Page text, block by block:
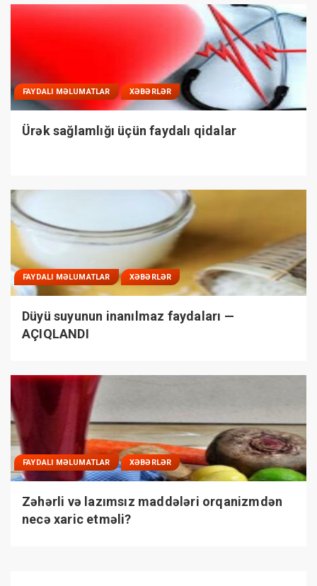
FAYDALI MƏLUMATLAR XƏBƏRLƏR
Ürək sağlamlığı üçün faydalı qidalar
FAYDALI MƏLUMATLAR XƏBƏRLƏR
Düyü suyunun inanılmaz faydaları —
AÇIQLANDI
FAYDALI MƏLUMATLAR XƏBƏRLƏR
Zəhərli və lazımsız maddələri orqanizmdən
necə xaric etməli?